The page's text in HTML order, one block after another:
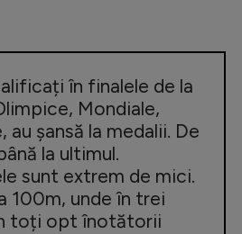
în finalele de la
Mondiale,
au șansă la medalii. De
la ultimul.
sunt extrem de mici.
100m, unde în trei
toți opt înotătorii